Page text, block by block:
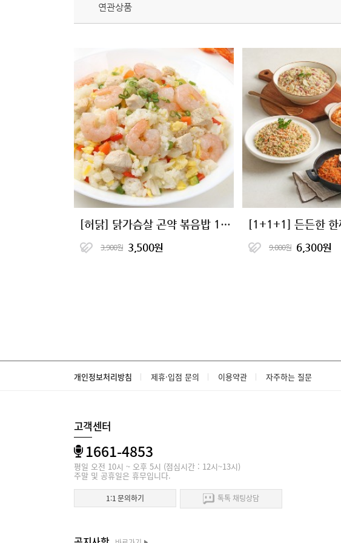
연관상품
[허닭] 닭가슴살 곤약 볶음밥 10종 골라담기
3,900원 3,500원 9,000원 6,300원
개인정보처리방침 제휴·입점 문의 이용약관 자주하는 질문
고객센터
1661-4853
평일 오전 10시 ~ 오후 5시 (점심시간 : 12시~13시)
주말 및 공휴일은 휴무입니다.
1:1 문의하기 톡톡 채팅상담